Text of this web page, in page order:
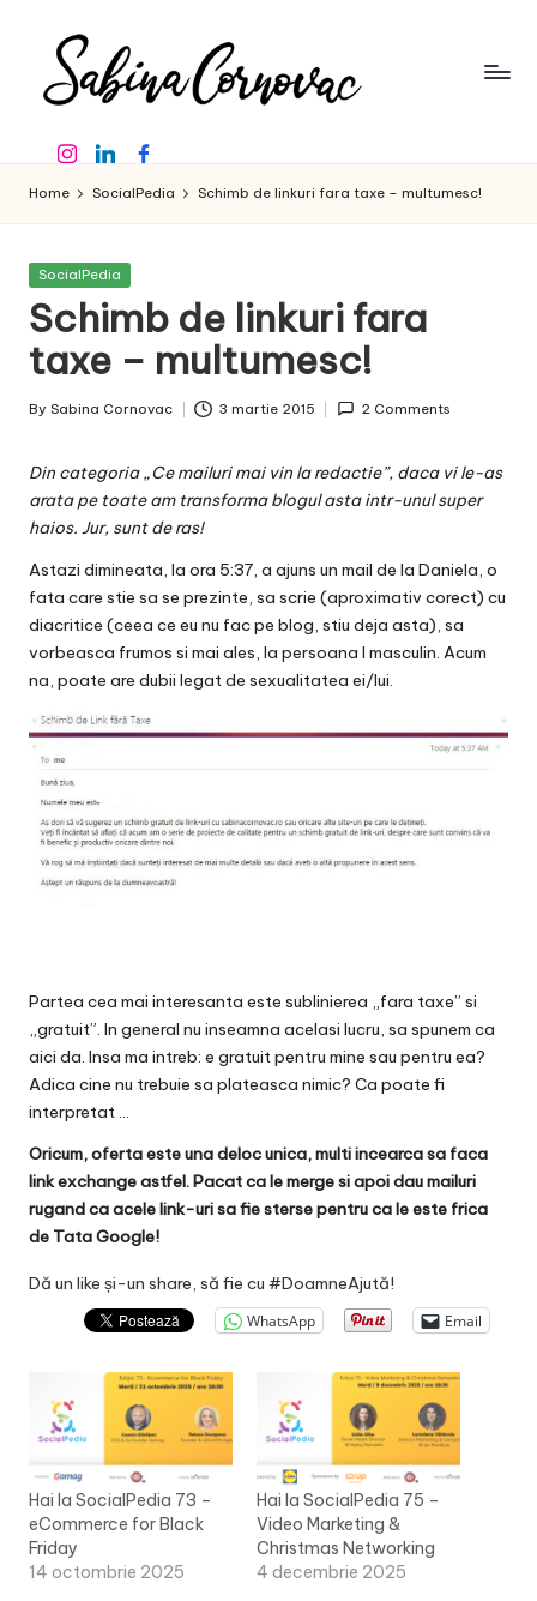
content
a
b
in
a
C
o
r
n
o
v
a
c
O
nl
in
e
creator
de
16
-
InstagramLinkedinFacebook
Home SocialPedia Schimb de linkuri fara taxe – multumesc!
Posted
SocialPedia
Schimb de linkuri fara
taxe – multumesc!
Posted
By Sabina Cornovac 3 martie 2015 2 Comments
Din categoria „Ce mailuri mai vin la redactie”, daca vi le-as
arata pe toate am transforma blogul asta intr-unul super
haios. Jur, sunt de ras!
Astazi dimineata, la ora 5:37, a ajuns un mail de la Daniela, o
fata care stie sa se prezinte, sa scrie (aproximativ corect) cu
diacritice (ceea ce eu nu fac pe blog, stiu deja asta), sa
vorbeasca frumos si mai ales, la persoana I masculin. Acum
na, poate are dubii legat de sexualitatea ei/lui.
Partea cea mai interesanta este sublinierea „fara taxe” si
„gratuit”. In general nu inseamna acelasi lucru, sa spunem ca
aici da. Insa ma intreb: e gratuit pentru mine sau pentru ea?
Adica cine nu trebuie sa plateasca nimic? Ca poate fi
interpretat …
Oricum, oferta este una deloc unica, multi incearca sa faca
link exchange astfel. Pacat ca le merge si apoi dau mailuri
rugand ca acele link-uri sa fie sterse pentru ca le este frica
de Tata Google!
Dă un like și-un share, să fie cu #DoamneAjută!
WhatsApp Email
Hai la SocialPedia 73 –
eCommerce for Black
Friday
14 octombrie 2025
Hai la SocialPedia 75 –
Video Marketing &
Christmas Networking
4 decembrie 2025